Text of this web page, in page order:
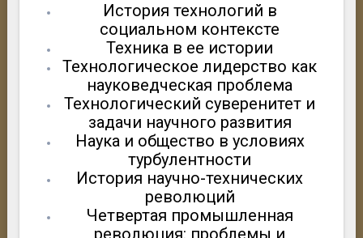
История технологий в
социальном контексте
Техника в ее истории
Технологическое лидерство как
науковедческая проблема
Технологический суверенитет и
задачи научного развития
Наука и общество в условиях
турбулентности
История научно-технических
революций
Четвертая промышленная
революция: проблемы и